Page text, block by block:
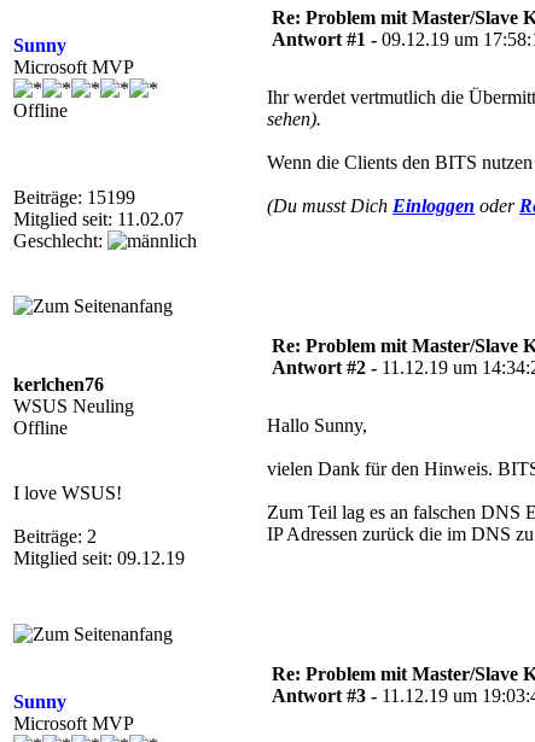
Sunny
Microsoft MVP
Offline
Beiträge: 15199
Mitglied seit: 11.02.07
Geschlecht:
Re: Problem mit Master/Slave
Antwort #1 - 09.12.19 um
Ihr werdet vertmutlich die
sehen).
Wenn die Clients den BITS
(Du musst Dich Einloggen oder
kerlchen76
WSUS Neuling
Offline
I love WSUS!
Beiträge: 2
Mitglied seit: 09.12.19
Re: Problem mit Master/Slave
Antwort #2 - 11.12.19 um
Hallo Sunny,
vielen Dank für den Hinweis.
Zum Teil lag es an falschen DNS
IP Adressen zurück die im DNS
Sunny
Microsoft MVP
Re: Problem mit Master/Slave
Antwort #3 - 11.12.19 um